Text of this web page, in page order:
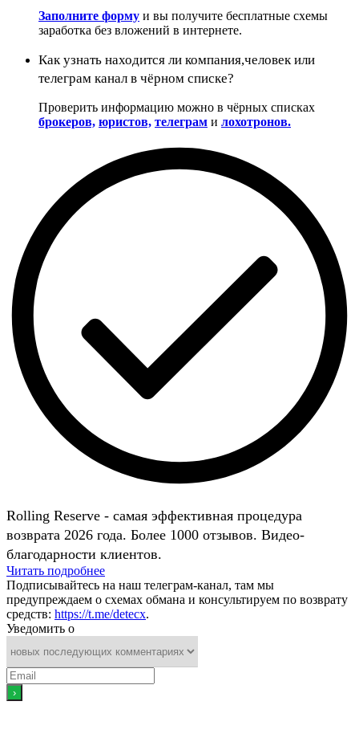
Заполните форму и вы получите бесплатные схемы
заработка без вложений в интернете.
Как узнать находится ли компания,человек или
телеграм канал в чёрном списке?
Проверить информацию можно в чёрных списках
брокеров, юристов, телеграм и лохотронов.
Rolling Reserve - самая эффективная процедура
возврата 2026 года. Более 1000 отзывов. Видео-
благодарности клиентов.
Читать подробнее
Подписывайтесь на наш телеграм-канал, там мы
предупреждаем о схемах обмана и консультируем по возврату
средств: https://t.me/detecx.
Уведомить о